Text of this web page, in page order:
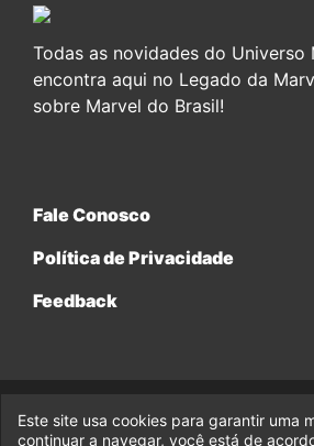
Todas as novidades do Universo
encontra aqui no Legado da
sobre Marvel do Brasil!
Fale Conosco
Política de Privacidade
Feedback
© 2017-2026 Legado da Marvel, uma
Enterprises.
Este site usa cookies para garantir uma
continuar a navegar, você está de